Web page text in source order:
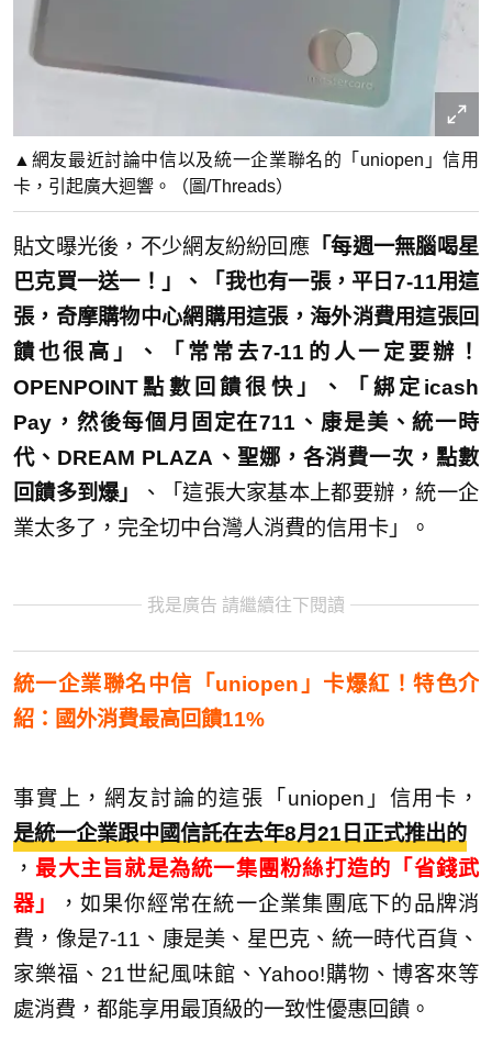
▲網友最近討論中信以及統一企業聯名的「uniopen」信用
卡，引起廣大迴響。（圖/Threads）
貼文曝光後，不少網友紛紛回應 「每週一無腦喝星
巴克買一送一！」、「我也有一張，平日7-11用這
張，奇摩購物中心網購用這張，海外消費用這張回
饋也很高」、「常常去7-11的人一定要辦！
OPENPOINT點數回饋很快」、「綁定icash
Pay，然後每個月固定在711、康是美、統一時
代、DREAM PLAZA、聖娜，各消費一次，點數
回饋多到爆」
、「這張大家基本上都要辦，統一企
業太多了，完全切中台灣人消費的信用卡」。
我是廣告 請繼續往下閱讀
統一企業聯名中信「uniopen」卡爆紅！特色介
紹：國外消費最高回饋11%
事實上，網友討論的這張「uniopen」信用卡，
是統一企業跟中國信託在去年8月21日正式推出的
，最大主旨就是為統一集團粉絲打造的「省錢武
器」
，如果你經常在統一企業集團底下的品牌消
費，像是7-11、康是美、星巴克、統一時代百貨、
家樂福、21世紀風味館、Yahoo!購物、博客來等
處消費，都能享用最頂級的一致性優惠回饋。